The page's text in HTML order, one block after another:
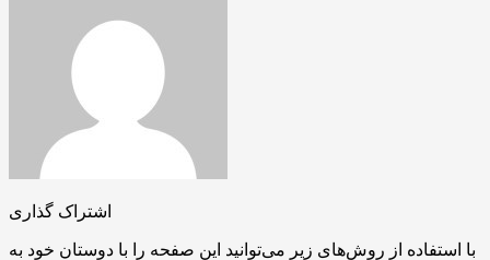
اشتراک گذاری
با استفاده از روش‌های زیر می‌توانید این صفحه را با دوستان خود به